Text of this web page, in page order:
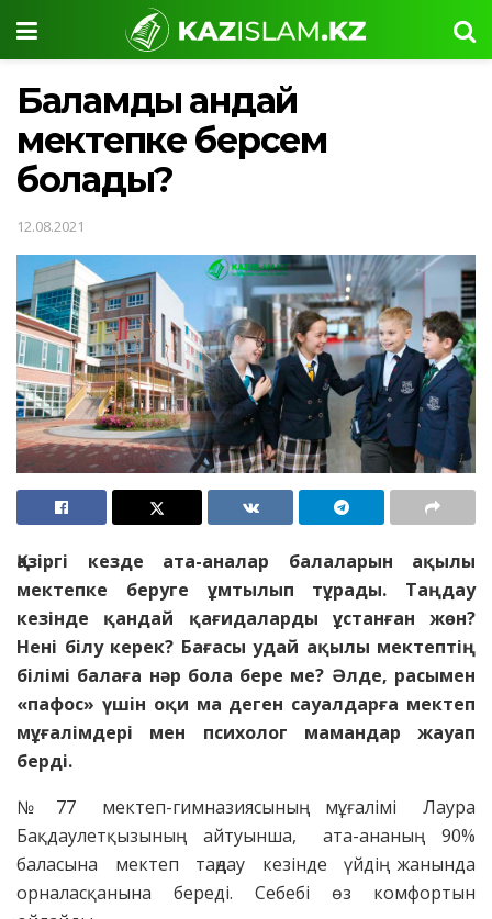
Баламды қандай
мектепке берсем
болады?
12.08.2021
Қазіргі кезде ата-аналар балаларын ақылы
мектепке беруге ұмтылып тұрады. Таңдау
кезінде қандай қағидаларды ұстанған жөн?
Нені білу керек? Бағасы удай ақылы мектептің
білімі балаға нәр бола бере ме? Әлде, расымен
«пафос» үшін оқи ма деген сауалдарға мектеп
мұғалімдері мен психолог мамандар жауап
берді.
№77 мектеп-гимназиясының мұғалімі Лаура
Бақдаулетқызының айтуынша, ата-ананың 90%
баласына мектеп таңдау кезінде үйдің жанында
орналасқанына береді. Себебі өз комфортын